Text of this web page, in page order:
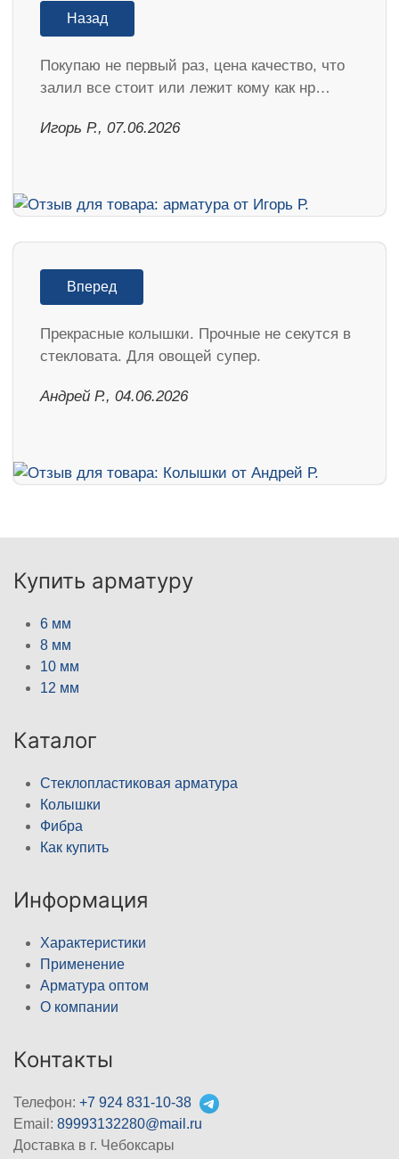
Назад
Покупаю не первый раз, цена качество, что
залил все стоит или лежит кому как нр…
Игорь Р., 07.06.2026
Вперед
Прекрасные колышки. Прочные не секутся в
стекловата. Для овощей супер.
Андрей Р., 04.06.2026
Купить арматуру
6 мм
8 мм
10 мм
12 мм
Каталог
Стеклопластиковая арматура
Колышки
Фибра
Как купить
Информация
Характеристики
Применение
Арматура оптом
О компании
Контакты
Телефон: +7 924 831-10-38
Email: 89993132280@mail.ru
Доставка в г. Чебоксары